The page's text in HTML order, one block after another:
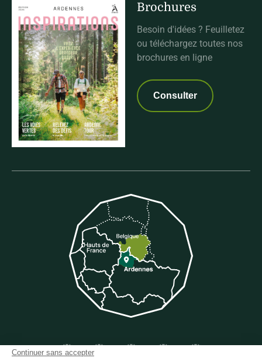
Brochures
Besoin d'idées ? Feuilletez
ou téléchargez toutes nos
brochures en ligne
Consulter
Suivez-nous sur Facebook
Continuer sans accepter